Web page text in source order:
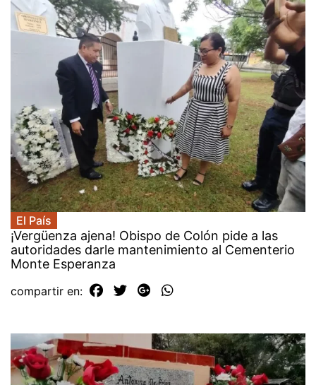
El País
¡Vergüenza ajena! Obispo de Colón pide a las
autoridades darle mantenimiento al Cementerio
Monte Esperanza
compartir en: